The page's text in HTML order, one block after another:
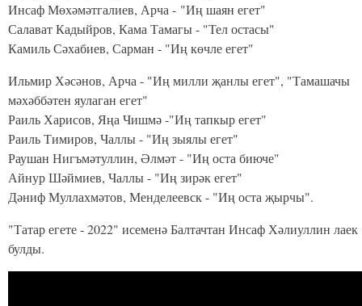
Инсаф Мөхәмәтгалиев, Арча - "Иң шаян егет"
Салават Кадыйров, Кама Тамагы - "Тел остасы"
Камиль Сәхабиев, Сарман - "Иң көчле егет"
Ильмир Хәсәнов, Арча - "Иң милли җанлы егет", "Тамашачы
мәхәббәтен яулаган егет"
Раиль Харисов, Яңа Чишмә -"Иң тапкыр егет"
Раиль Тимиров, Чаллы - "Иң зыялы егет"
Раушан Нигъмәтуллин, Әлмәт - "Иң оста биюче"
Айнур Шәймиев, Чаллы - "Иң зирәк егет"
Дәниф Муллахмәтов, Менделеевск - "Иң оста җырчы".
"Татар егете - 2022" исеменә Балтачтан Инсаф Хәлиуллин лаек
булды.